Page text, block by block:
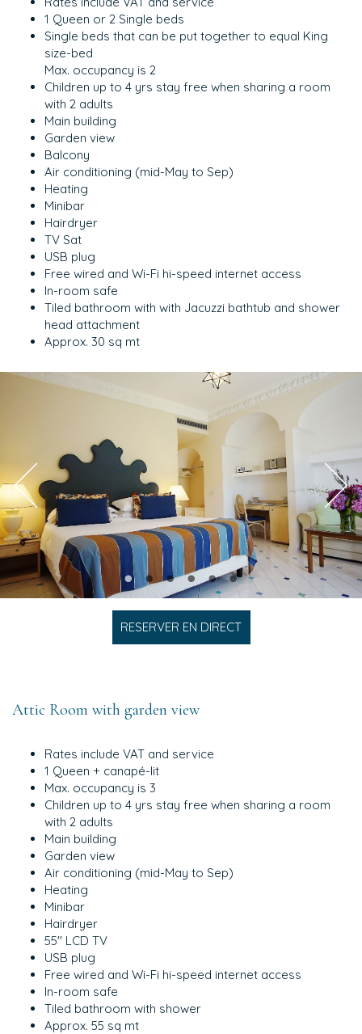
1 Queen or 2 Single beds
Single beds that can be put together to equal King
size-bed
Max. occupancy is 2
Children up to 4 yrs stay free when sharing a room
with 2 adults
Main building
Garden view
Balcony
Air conditioning (mid-May to Sep)
Heating
Minibar
Hairdryer
TV Sat
USB plug
Free wired and Wi-Fi hi-speed internet access
In-room safe
Tiled bathroom with with Jacuzzi bathtub and shower
head attachment
Approx. 30 sq mt
RESERVER EN DIRECT
Attic Room with garden view
Rates include VAT and service
1 Queen + canapé-lit
Max. occupancy is 3
Children up to 4 yrs stay free when sharing a room
with 2 adults
Main building
Garden view
Air conditioning (mid-May to Sep)
Heating
Minibar
Hairdryer
55'' LCD TV
USB plug
Free wired and Wi-Fi hi-speed internet access
In-room safe
Tiled bathroom with shower
Approx. 55 sq mt